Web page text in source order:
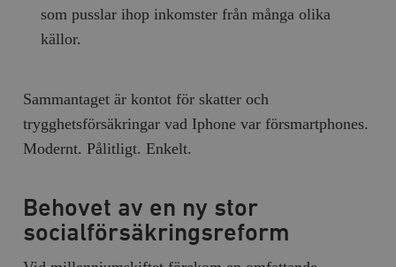
som pusslar ihop inkomster från många olika
källor.
Sammantaget är kontot för skatter och
trygghetsförsäkringar vad Iphone var försmartphones.
Modernt. Pålitligt. Enkelt.
Behovet av en ny stor
socialförsäkringsreform